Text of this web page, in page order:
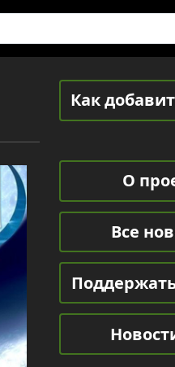
Как
О
Все